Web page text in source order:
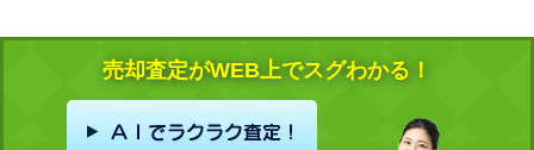
売却査定がWEB上でスグわかる！